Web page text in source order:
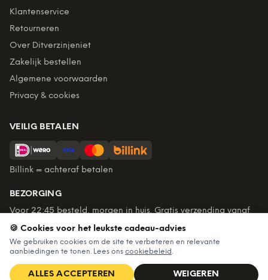
Klantenservice
Retourneren
Over Ditverzinjeniet
Zakelijk bestellen
Algemene voorwaarden
Privacy & cookies
VEILIG BETALEN
Billink = achteraf betalen
BEZORGING
Voor 22:45 besteld, morgen in huis. Gratis verzending vanaf
€60. Tot 365 dagen retourneren.
★ 4,7/5 uit 6.235beoordelingen
🍪 Cookies voor het leukste cadeau-advies
We gebruiken cookies om de site te verbeteren en relevante
aanbiedingen te tonen. Lees ons cookiebeleid.
ALLES ACCEPTEREN WEIGEREN